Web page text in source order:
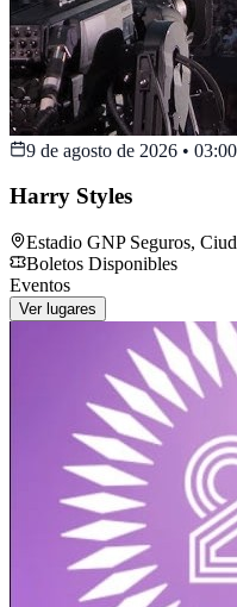
9 de agosto de 2026 • 03:00
Harry Styles
Estadio GNP Seguros,
Boletos Disponibles
Eventos
Ver lugares